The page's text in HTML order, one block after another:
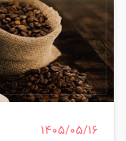
۱۴۰۵/۰۵/۱۶